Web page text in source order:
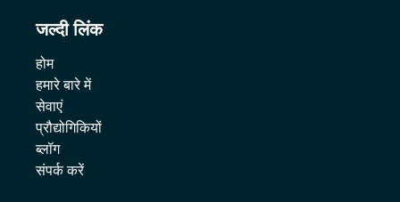
जल्दी लिंक
होम
हमारे बारे में
सेवाएं
प्रौद्योगिकियों
ब्लॉग
संपर्क करें